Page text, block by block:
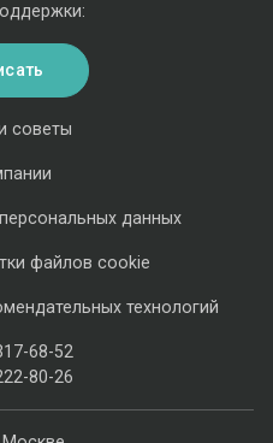
советы
данных
файлов cookie
технологий
68-52
80-26